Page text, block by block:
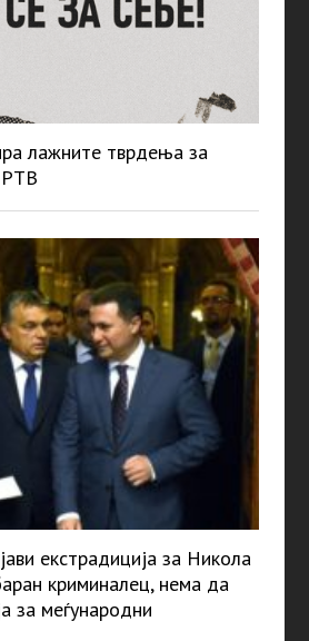
лажните тврдења за
екстрадиција за Никола
криминалец, нема да
за меѓународни